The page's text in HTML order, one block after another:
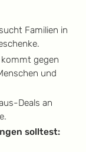
Familien in
gegen
und
Deals an
solltest: